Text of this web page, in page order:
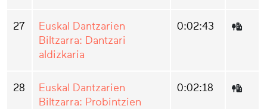
27
Euskal Dantzarien
Biltzarra: Dantzari
aldizkaria
0:02:43
28
Euskal Dantzarien
Biltzarra: Probintzien
0:02:18